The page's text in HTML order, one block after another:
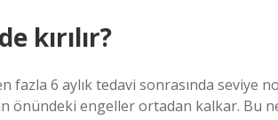
kırılır?
fazla 6 aylık tedavi sonrasında seviye
önündeki engeller ortadan kalkar. Bu